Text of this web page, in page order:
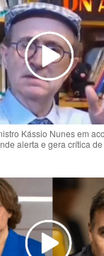
Kássio Nunes em
alerta e gera crítica